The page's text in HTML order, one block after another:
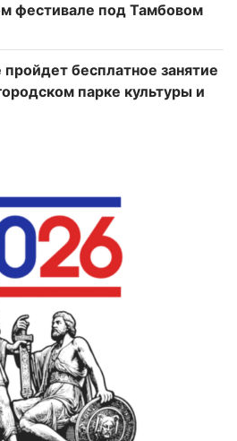
фестивале под Тамбовом
бесплатное занятие
парке культуры и